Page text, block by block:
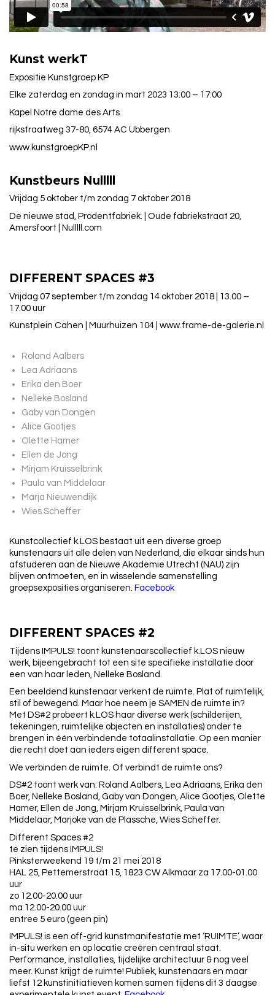
Kunst werkT
Expositie Kunstgroep KP
Elke zaterdag en zondag in mart 2023 13:00 – 17:00
Kapel Notre dame des Arts
rijkstraatweg 37-80, 6574 AC Ubbergen
www.kunstgroepKP.nl
Kunstbeurs Nulllll
Vrijdag 5 oktober t/m zondag 7 oktober 2018
De nieuwe stad, Prodentfabriek. | Oude fabriekstraat 20,
Amersfoort | Nulllll.com
DIFFERENT SPACES #3
Vrijdag 07 september t/m zondag 14 oktober 2018 | 13.00 –
17.00 uur
Kunstplein Cahen | Muurhuizen 104 | www.frame-de-galerie.nl
Roland Aalbers
Lea Adriaans
Erika den Boer
Nelleke Bosland
Gaby van Dongen
Alice Gootjes
Olette Hamer
Ellen de Jong
Mirjam Kruisselbrink
Paula van Middelaar
Marja Nieuwendijk
Wies Scheffer
Kunstcollectief k.LOS bestaat uit een diverse groep
kunstenaars uit alle delen van Nederland, die elkaar sinds hun
afstuderen aan de Nieuwe Akademie Utrecht (NAU) zijn
blijven ontmoeten, en in wisselende samenstelling
groepsexposities organiseren. Facebook
DIFFERENT SPACES #2
Tijdens IMPULS! toont kunstenaarscollectief k.LOS nieuw
werk, bijeengebracht tot een site specifieke installatie door
een van haar leden, Nelleke Bosland.
Een beeldend kunstenaar verkent de ruimte. Plat of ruimtelijk,
stil of bewegend. Maar hoe neem je SAMEN de ruimte in?
Met DS#2 probeert k.LOS haar diverse werk (schilderijen,
tekeningen, ruimtelijke objecten en installaties) onder te
brengen in één verbindende totaalinstallatie. Op een manier
die recht doet aan ieders eigen different space.
We verbinden de ruimte. Of verbindt de ruimte ons?
DS#2 toont werk van: Roland Aalbers, Lea Adriaans, Erika den
Boer, Nelleke Bosland, Gaby van Dongen, Alice Gootjes, Olette
Hamer, Ellen de Jong, Mirjam Kruisselbrink, Paula van
Middelaar, Marjoke van de Plassche, Wies Scheffer.
Different Spaces #2
te zien tijdens IMPULS!
Pinksterweekend 19 t/m 21 mei 2018
HAL 25, Pettemerstraat 15, 1823 CW Alkmaar za 17.00-01.00
uur
zo 12.00-20.00 uur
ma 12.00-20.00 uur
entree 5 euro (geen pin)
IMPULS! is een off-grid kunstmanifestatie met ‘RUIMTE’, waar
in-situ werken en op locatie creëren centraal staat.
Performance, installaties, tijdelijke architectuur & nog veel
meer. Kunst krijgt de ruimte! Publiek, kunstenaars en maar
liefst 12 kunstinitiatieven komen samen tijdens dit 3 daagse